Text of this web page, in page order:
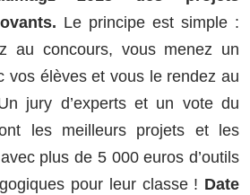
Le principe est simple :
au concours, vous menez un
vos élèves et vous le rendez au
jury d’experts et un vote du
les meilleurs projets et les
plus de 5 000 euros d’outils
pour leur classe ! Date